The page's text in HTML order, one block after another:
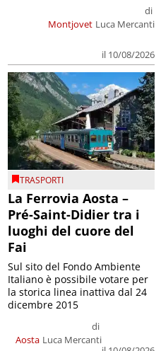
Montjovet
di
Luca Mercanti
il 10/08/2026
TRASPORTI
La Ferrovia Aosta –
Pré-Saint-Didier tra i
luoghi del cuore del
Fai
Aosta
di
Luca Mercanti
Sul sito del Fondo Ambiente
Italiano è possibile votare per
la storica linea inattiva dal 24
dicembre 2015